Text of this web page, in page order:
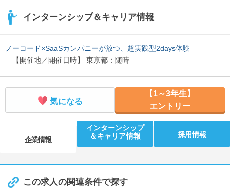
インターンシップ＆キャリア情報
ノーコード×SaaSカンパニーが放つ、超実践型2days体験
【開催地／開催日時】 東京都：随時
気になる
【1～3年生】
エントリー
企業情報
インターンシップ
＆キャリア情報
採用情報
この求人の関連条件で探す